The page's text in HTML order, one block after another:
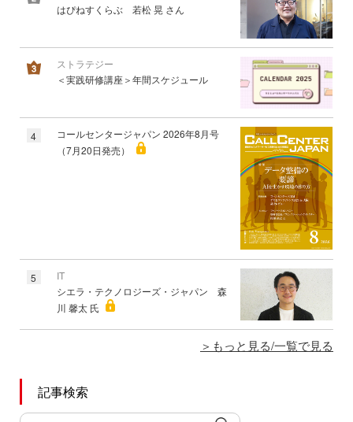
はぴねすくらぶ 若松 晃 さん
ストラテジー
＜実践研修講座＞年間スケジュール
4
コールセンタージャパン 2026年8月号
（7月20日発売）
5
IT
シエラ・テクノロジーズ・ジャパン 森
川 馨太 氏
もっと見る/一覧で見る
記事検索